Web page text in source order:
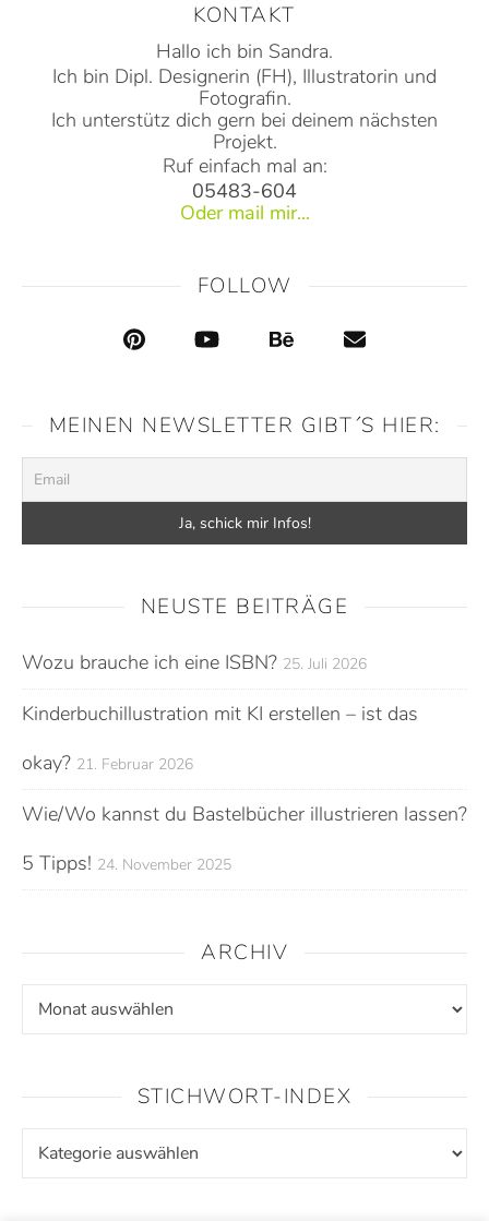
KONTAKT
Hallo ich bin Sandra.
Ich bin Dipl. Designerin (FH), Illustratorin und
Fotografin.
Ich unterstütz dich gern bei deinem nächsten
Projekt.
Ruf einfach mal an:
05483-604
Oder mail mir...
FOLLOW
MEINEN NEWSLETTER GIBT´S HIER:
NEUSTE BEITRÄGE
Wozu brauche ich eine ISBN? 25. Juli 2026
Kinderbuchillustration mit KI erstellen – ist das
okay? 21. Februar 2026
Wie/Wo kannst du Bastelbücher illustrieren lassen?
5 Tipps! 24. November 2025
ARCHIV
Archiv
STICHWORT-INDEX
Stichwort-Index